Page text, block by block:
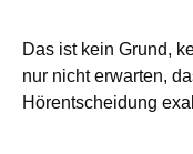
Das ist kein Grund,
nur nicht erwarten,
Hörentscheidung